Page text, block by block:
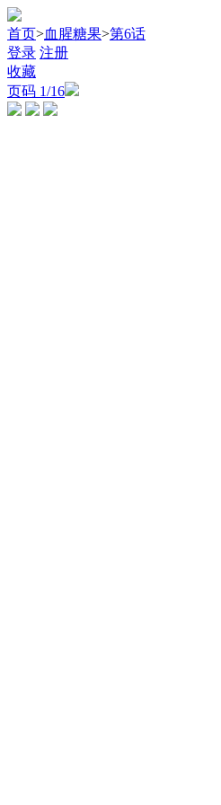
首页>血腥糖果>第6话
登录 注册
收藏
页码 1/16